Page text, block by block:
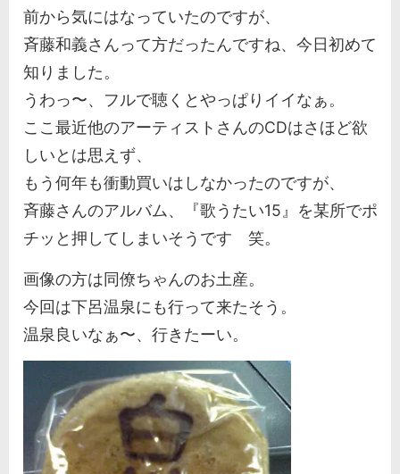
前から気にはなっていたのですが、
斉藤和義さんって方だったんですね、今日初めて
知りました。
うわっ〜、フルで聴くとやっぱりイイなぁ。
ここ最近他のアーティストさんのCDはさほど欲
しいとは思えず、
もう何年も衝動買いはしなかったのですが、
斉藤さんのアルバム、『歌うたい15』を某所でポ
チッと押してしまいそうです 笑。
画像の方は同僚ちゃんのお土産。
今回は下呂温泉にも行って来たそう。
温泉良いなぁ〜、行きたーい。